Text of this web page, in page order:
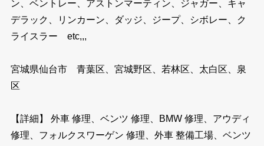
ン、ベントレー、アストンマーティン、ジャガー、キャ
デラック、リンカーン、ダッジ、ジープ、シボレー、ク
ライスラー etc,,,
宮城県仙台市 青葉区、宮城野区、若林区、太白区、泉
区
【詳細】 外車 修理、ベンツ 修理、BMW 修理、アウディ
修理、フォルクスワーゲン 修理、外車 整備工場、ベンツ